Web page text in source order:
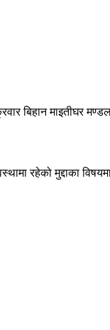
बिहान माइतीघर
रहेको मुद्दाका